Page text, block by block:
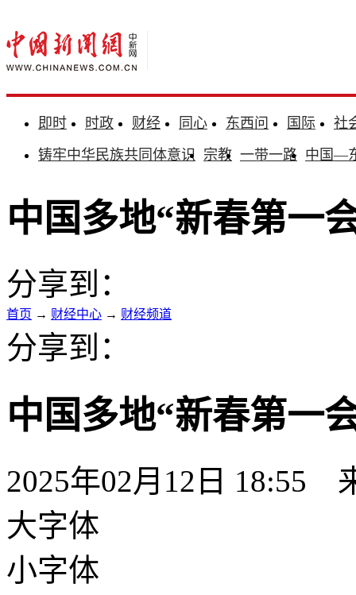
即时 时政 财经 同心 东西问 国际
社
铸牢中华民族共同体意识 宗教 一带一路 中国—
中国多地“新春第一
分享到：
首页 → 财经中心 → 财经频道
分享到：
中国多地“新春第一
2025年02月12日 18:55
大字体
小字体